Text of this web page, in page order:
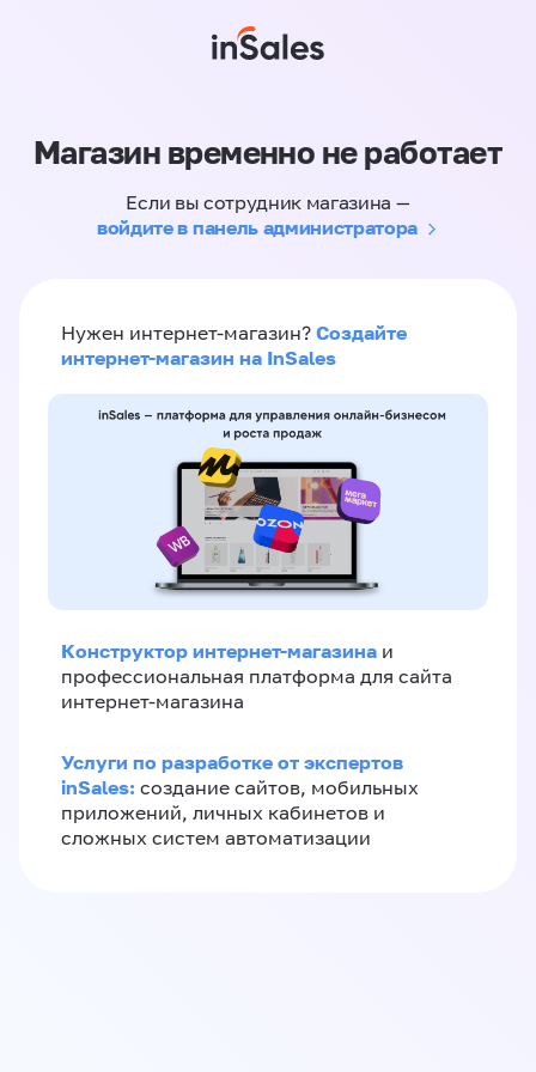
Магазин временно не работает
Если вы сотрудник магазина —
войдите в панель администратора
Нужен интернет-магазин? Создайте
интернет-магазин на InSales
Конструктор интернет-магазина и
профессиональная платформа для сайта
интернет-магазина
Услуги по разработке от экспертов
inSales: создание сайтов, мобильных
приложений, личных кабинетов и
сложных систем автоматизации